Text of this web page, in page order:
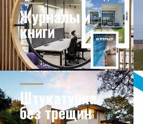
Журналы и
книги
НОВОСТИ ИЗ МИРА
ДИЗАЙНА
ЗНАЕТЕ ЛИ ВЫ?
Штукатурка
без трещин